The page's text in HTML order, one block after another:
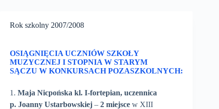
Rok szkolny 2007/2008
OSIĄGNIĘCIA UCZNIÓW SZKOŁY
MUZYCZNEJ I STOPNIA W STARYM
SĄCZU W KONKURSACH POZASZKOLNYCH:
1. Maja Nicpońska kl. I-fortepian, uczennica
p. Joanny Ustarbowskiej – 2 miejsce w XIII